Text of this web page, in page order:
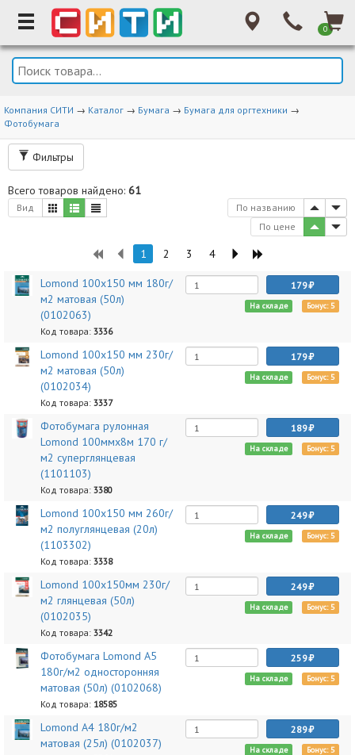
0
Компания СИТИ → Каталог → Бумага → Бумага для оргтехники →
Фотобумага
Фильтры
Всего товаров найдено: 61
Вид
По названию
По цене
1 2 3 4
Lomond 100x150 мм 180г/
м2 матовая (50л)
(0102063)
Код товара: 3336
179
На складе Бонус: 5
Lomond 100x150 мм 230г/
м2 матовая (50л)
(0102034)
Код товара: 3337
179
На складе Бонус: 5
Фотобумага рулонная
Lomond 100ммх8м 170 г/
м2 суперглянцевая
(1101103)
Код товара: 3380
189
На складе Бонус: 5
Lomond 100x150 мм 260г/
м2 полуглянцевая (20л)
(1103302)
Код товара: 3338
249
На складе Бонус: 5
Lomond 100x150мм 230г/
м2 глянцевая (50л)
(0102035)
Код товара: 3342
249
На складе Бонус: 5
Фотобумага Lomond A5
180г/м2 односторонняя
матовая (50л) (0102068)
Код товара: 18585
259
На складе Бонус: 5
Lomond A4 180г/м2
матовая (25л) (0102037)
289
На складе Бонус: 5